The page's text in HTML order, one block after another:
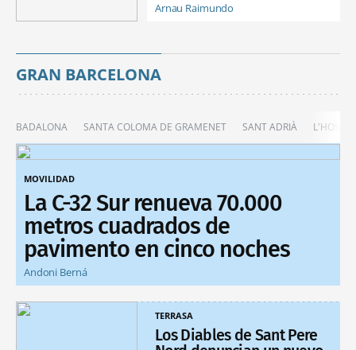
Arnau Raimundo
GRAN BARCELONA
BADALONA SANTA COLOMA DE GRAMENET SANT ADRIÀ
MOVILIDAD
La C-32 Sur renueva 70.000
metros cuadrados de
pavimento en cinco noches
Andoni Berná
TERRASA
Los Diables de Sant Pere